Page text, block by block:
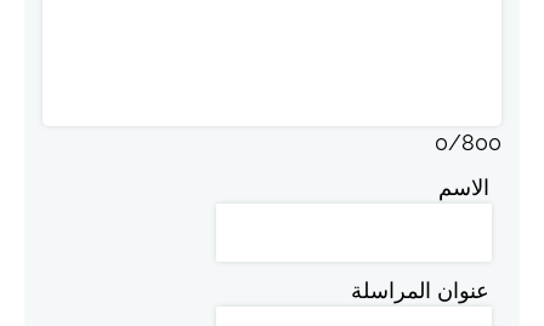
0/800
الاسم
عنوان المراسلة